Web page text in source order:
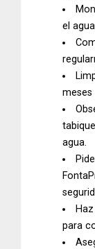
el
meses
agua.
para